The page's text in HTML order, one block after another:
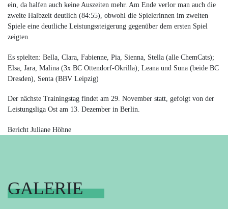
ein, da halfen auch keine Auszeiten mehr. Am Ende verlor man auch die
zweite Halbzeit deutlich (84:55), obwohl die Spielerinnen im zweiten
Spiele eine deutliche Leistungssteigerung gegenüber dem ersten Spiel
zeigten.
Es spielten: Bella, Clara, Fabienne, Pia, Sienna, Stella (alle ChemCats);
Elsa, Jara, Malina (3x BC Ottendorf-Okrilla); Leana und Suna (beide BC
Dresden), Senta (BBV Leipzig)
Der nächste Trainingstag findet am 29. November statt, gefolgt von der
Leistungsliga Ost am 13. Dezember in Berlin.
Bericht Juliane Höhne
GALERIE